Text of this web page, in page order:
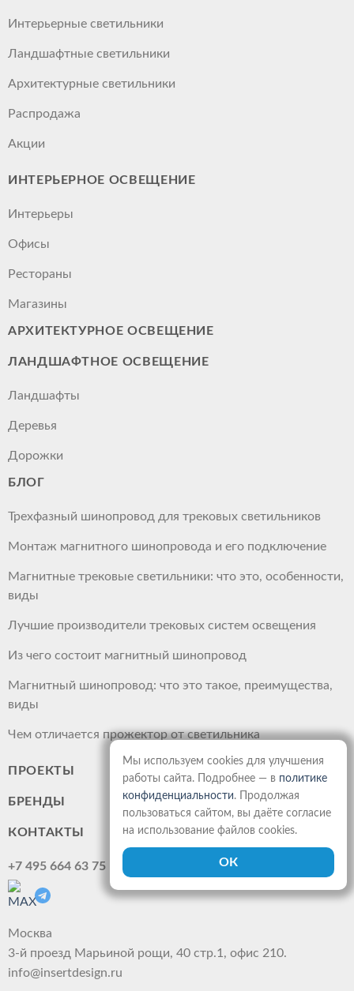
Интерьерные светильники
Ландшафтные светильники
Архитектурные светильники
Распродажа
Акции
ИНТЕРЬЕРНОЕ ОСВЕЩЕНИЕ
Интерьеры
Офисы
Рестораны
Магазины
АРХИТЕКТУРНОЕ ОСВЕЩЕНИЕ
ЛАНДШАФТНОЕ ОСВЕЩЕНИЕ
Ландшафты
Деревья
Дорожки
БЛОГ
Трехфазный шинопровод для трековых светильников
Монтаж магнитного шинопровода и его подключение
Магнитные трековые светильники: что это, особенности,
виды
Лучшие производители трековых систем освещения
Из чего состоит магнитный шинопровод
Магнитный шинопровод: что это такое, преимущества,
виды
Чем отличается прожектор от светильника
ПРОЕКТЫ
БРЕНДЫ
КОНТАКТЫ
+7 495 664 63 75
Москва
3-й проезд Марьиной рощи, 40 стр.1, офис 210.
info@insertdesign.ru
Мы используем cookies для улучшения
работы сайта. Подробнее — в политике
конфиденциальности. Продолжая
пользоваться сайтом, вы даёте согласие
на использование файлов cookies.